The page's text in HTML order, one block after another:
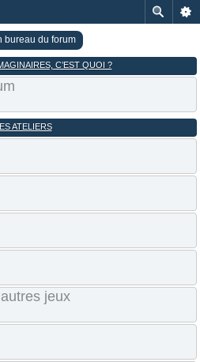
bureau du forum
C’EST QUOI ?
ATELIERS
jeux